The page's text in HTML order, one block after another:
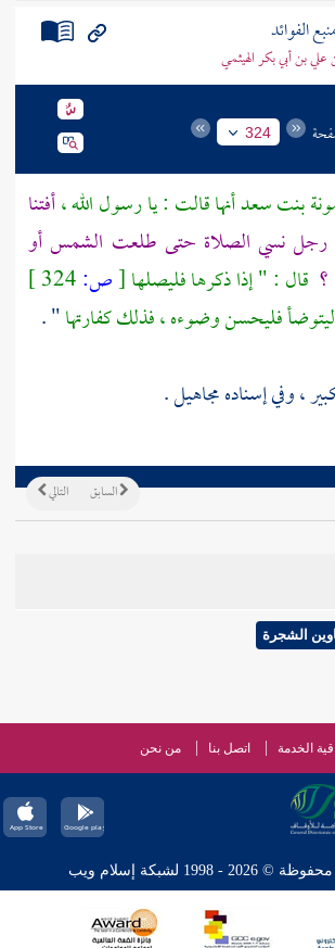
الفوائد
علي بن أبي بكر الهيثمي
324
بنت سعدأنها قالت : يا رسول الله ،أفتنا
رجل نسي الصلاة حتى طلعت الشمس أو
قال : " إذا ذكرها فليصلها[ص:
فليحسن وضوءه ، فذلك كفارتها" .
، وفي إسناده مجاهيل .
التالي السابق
الشجرة
الخدمة اتصل بنا من نحن
1998 لشبكة إسلام ويب